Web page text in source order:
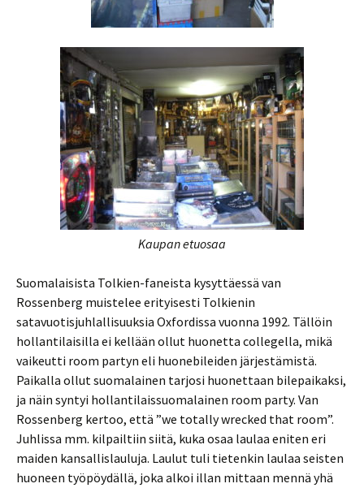
Kaupan etuosaa
Suomalaisista Tolkien-faneista kysyttäessä van
Rossenberg muistelee erityisesti Tolkienin
satavuotisjuhlallisuuksia Oxfordissa vuonna 1992. Tällöin
hollantilaisilla ei kellään ollut huonetta collegella, mikä
vaikeutti room partyn eli huonebileiden järjestämistä.
Paikalla ollut suomalainen tarjosi huonettaan bilepaikaksi,
ja näin syntyi hollantilaissuomalainen room party. Van
Rossenberg kertoo, että ”we totally wrecked that room”.
Juhlissa mm. kilpailtiin siitä, kuka osaa laulaa eniten eri
maiden kansallislauluja. Laulut tuli tietenkin laulaa seisten
huoneen työpöydällä, joka alkoi illan mittaan mennä yhä